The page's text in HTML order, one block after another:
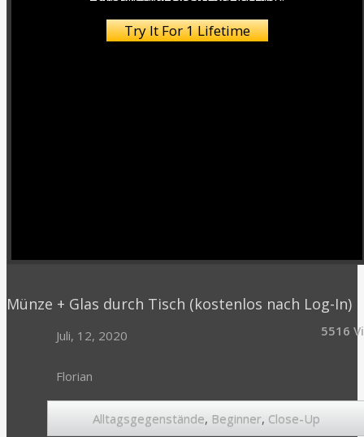
Try It For 1 Lifetime
Münze + Glas durch Tisch (kostenlos nach Log-In)
Juli, 12, 2020
Florian
Alltagsgegenstände, Beginner, Close-Up
5516